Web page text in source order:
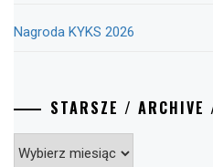
Nagroda KYKS 2026
STARSZE /